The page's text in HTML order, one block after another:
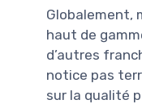
Globalement,
haut de
d’autres
notice pas
sur la qualité